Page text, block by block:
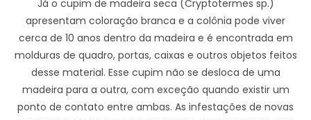
Já o cupim de madeira seca (Cryptotermes sp.)
apresentam coloração branca e a colônia pode viver
cerca de 10 anos dentro da madeira e é encontrada em
molduras de quadro, portas, caixas e outros objetos feitos
desse material. Esse cupim não se desloca de uma
madeira para a outra, com exceção quando existir um
ponto de contato entre ambas. As infestações de novas